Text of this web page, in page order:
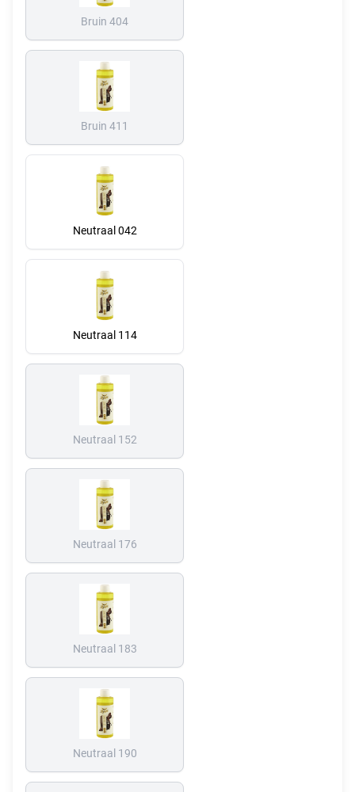
Bruin 404
Bruin 411
Neutraal 042
Neutraal 114
Neutraal 152
Neutraal 176
Neutraal 183
Neutraal 190